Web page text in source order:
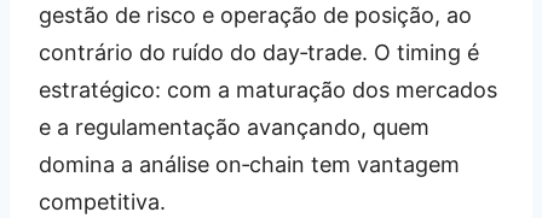
gestão de risco e operação de posição, ao
contrário do ruído do day‑trade. O timing é
estratégico: com a maturação dos mercados
e a regulamentação avançando, quem
domina a análise on‑chain tem vantagem
competitiva.